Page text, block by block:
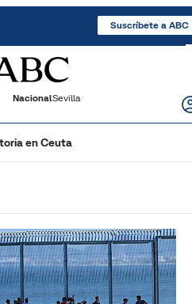
Suscríbete a ABC
NacionalSevilla
en Ceuta